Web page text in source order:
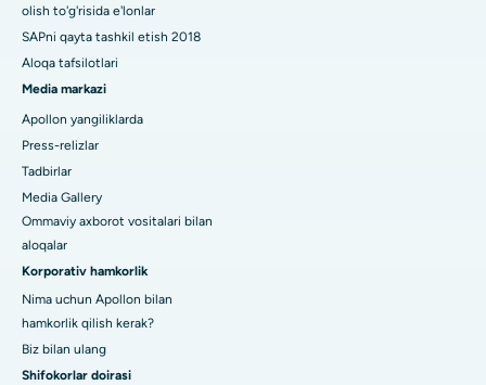
olish to'g'risida e'lonlar
SAPni qayta tashkil etish 2018
Aloqa tafsilotlari
Media markazi
Apollon yangiliklarda
Press-relizlar
Tadbirlar
Media Gallery
Ommaviy axborot vositalari bilan
aloqalar
Korporativ hamkorlik
Nima uchun Apollon bilan
hamkorlik qilish kerak?
Biz bilan ulang
Shifokorlar doirasi